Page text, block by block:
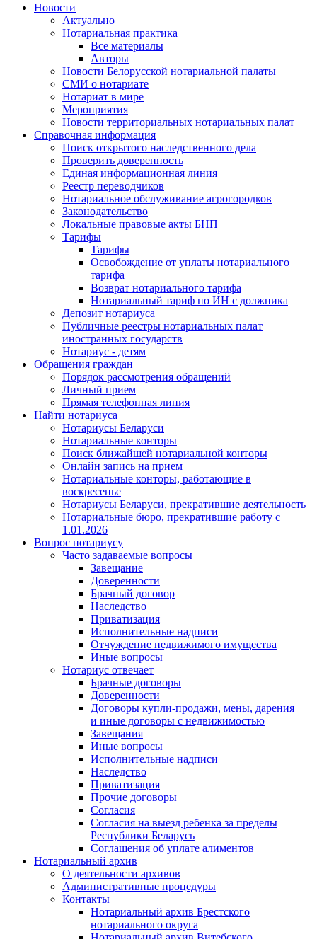
Новости
Актуально
Нотариальная практика
Все материалы
Авторы
Новости Белорусской нотариальной палаты
СМИ о нотариате
Нотариат в мире
Мероприятия
Новости территориальных нотариальных палат
Справочная информация
Поиск открытого наследственного дела
Проверить доверенность
Единая информационная линия
Реестр переводчиков
Нотариальное обслуживание агрогородков
Законодательство
Локальные правовые акты БНП
Тарифы
Тарифы
Освобождение от уплаты нотариального
тарифа
Возврат нотариального тарифа
Нотариальный тариф по ИН с должника
Депозит нотариуса
Публичные реестры нотариальных палат
иностранных государств
Нотариус - детям
Обращения граждан
Порядок рассмотрения обращений
Личный прием
Прямая телефонная линия
Найти нотариуса
Нотариусы Беларуси
Нотариальные конторы
Поиск ближайшей нотариальной конторы
Онлайн запись на прием
Нотариальные конторы, работающие в
воскресенье
Нотариусы Беларуси, прекратившие деятельность
Нотариальные бюро, прекратившие работу с
1.01.2026
Вопрос нотариусу
Часто задаваемые вопросы
Завещание
Доверенности
Брачный договор
Наследство
Приватизация
Исполнительные надписи
Отчуждение недвижимого имущества
Иные вопросы
Нотариус отвечает
Брачные договоры
Доверенности
Договоры купли-продажи, мены, дарения
и иные договоры с недвижимостью
Завещания
Иные вопросы
Исполнительные надписи
Наследство
Приватизация
Прочие договоры
Согласия
Согласия на выезд ребенка за пределы
Республики Беларусь
Соглашения об уплате алиментов
Нотариальный архив
О деятельности архивов
Административные процедуры
Контакты
Нотариальный архив Брестского
нотариального округа